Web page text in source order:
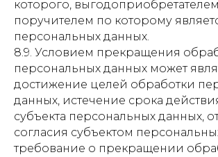
которого,
поручителем по которому
персональных данных.
8.9. Условием прекращения
персональных данных может
достижение целей обработки
данных, истечение срока
субъекта персональных данных,
согласия субъектом
требование о прекращении